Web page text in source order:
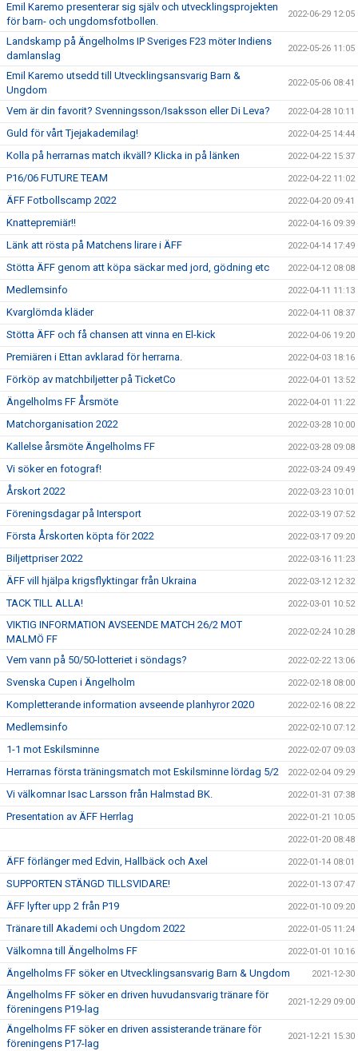
Emil Karemo presenterar sig själv och utvecklingsprojekten
för barn- och ungdomsfotbollen.
2022-06-29 12:05
Landskamp på Ängelholms IP Sveriges F23 möter Indiens
damlanslag
2022-05-26 11:05
Emil Karemo utsedd till Utvecklingsansvarig Barn &
Ungdom
2022-05-06 08:41
Vem är din favorit? Svenningsson/Isaksson eller Di Leva? 2022-04-28 10:11
Guld för vårt Tjejakademilag! 2022-04-25 14:44
Kolla på herrarnas match ikväll? Klicka in på länken 2022-04-22 15:37
P16/06 FUTURE TEAM 2022-04-22 11:02
ÄFF Fotbollscamp 2022 2022-04-20 09:41
Knattepremiär!! 2022-04-16 09:39
Länk att rösta på Matchens lirare i ÄFF 2022-04-14 17:49
Stötta ÄFF genom att köpa säckar med jord, gödning etc 2022-04-12 08:08
Medlemsinfo 2022-04-11 11:13
Kvarglömda kläder 2022-04-11 08:37
Stötta ÄFF och få chansen att vinna en El-kick 2022-04-06 19:20
Premiären i Ettan avklarad för herrarna. 2022-04-03 18:16
Förköp av matchbiljetter på TicketCo 2022-04-01 13:52
Ängelholms FF Årsmöte 2022-04-01 11:22
Matchorganisation 2022 2022-03-28 10:00
Kallelse årsmöte Ängelholms FF 2022-03-28 09:08
Vi söker en fotograf! 2022-03-24 09:49
Årskort 2022 2022-03-23 10:01
Föreningsdagar på Intersport 2022-03-19 07:52
Första Årskorten köpta för 2022 2022-03-17 09:20
Biljettpriser 2022 2022-03-16 11:23
ÄFF vill hjälpa krigsflyktingar från Ukraina 2022-03-12 12:32
TACK TILL ALLA! 2022-03-01 10:52
VIKTIG INFORMATION AVSEENDE MATCH 26/2 MOT
MALMÖ FF
2022-02-24 10:28
Vem vann på 50/50-lotteriet i söndags? 2022-02-22 13:06
Svenska Cupen i Ängelholm 2022-02-18 08:00
Kompletterande information avseende planhyror 2020 2022-02-16 08:22
Medlemsinfo 2022-02-10 07:12
1-1 mot Eskilsminne 2022-02-07 09:03
Herrarnas första träningsmatch mot Eskilsminne lördag 5/2 2022-02-04 09:29
Vi välkomnar Isac Larsson från Halmstad BK. 2022-01-31 07:38
Presentation av ÄFF Herrlag 2022-01-21 10:05
2022-01-20 08:48
ÄFF förlänger med Edvin, Hallbäck och Axel 2022-01-14 08:01
SUPPORTEN STÄNGD TILLSVIDARE! 2022-01-13 07:47
ÄFF lyfter upp 2 från P19 2022-01-10 09:20
Tränare till Akademi och Ungdom 2022 2022-01-05 11:24
Välkomna till Ängelholms FF 2022-01-01 10:16
Ängelholms FF söker en Utvecklingsansvarig Barn & Ungdom 2021-12-30
Ängelholms FF söker en driven huvudansvarig tränare för
föreningens P19-lag
2021-12-29 09:00
Ängelholms FF söker en driven assisterande tränare för
föreningens P17-lag
2021-12-21 15:30